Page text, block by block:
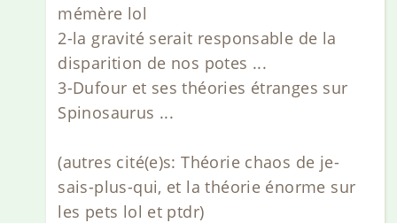
mémère lol
2-la gravité serait responsable de la
disparition de nos potes ...
3-Dufour et ses théories étranges sur
Spinosaurus ...
(autres cité(e)s: Théorie chaos de je-
sais-plus-qui, et la théorie énorme sur
les pets lol et ptdr)